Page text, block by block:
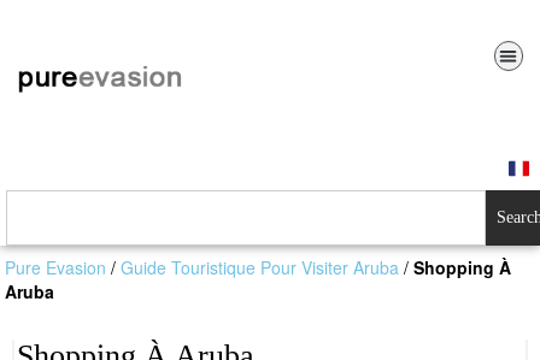
Pure Evasion /Guide Touristique Pour Visiter Aruba /Shopping À
Aruba